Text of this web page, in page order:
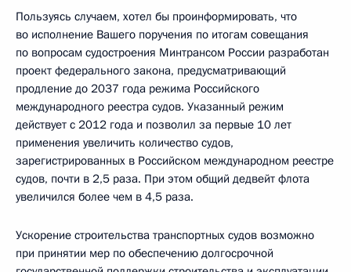
Пользуясь случаем, хотел бы проинформировать, что
во исполнение Вашего поручения по итогам совещания
по вопросам судостроения Минтрансом России разработан
проект федерального закона, предусматривающий
продление до 2037 года режима Российского
международного реестра судов. Указанный режим
действует с 2012 года и позволил за первые 10 лет
применения увеличить количество судов,
зарегистрированных в Российском международном реестре
судов, почти в 2,5 раза. При этом общий дедвейт флота
увеличился более чем в 4,5 раза.
Ускорение строительства транспортных судов возможно
при принятии мер по обеспечению долгосрочной